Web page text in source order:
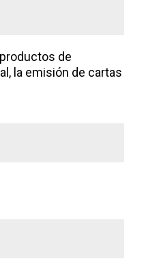
de
la emisión de cartas